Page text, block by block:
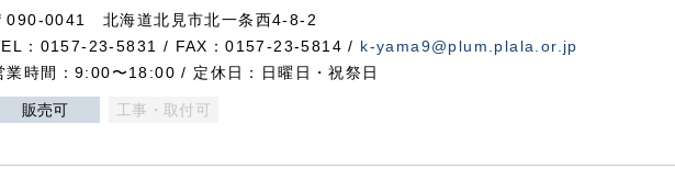
090-0041 北海道北見市北一条西4-8-2
：0157-23-5831 / FAX：0157-23-5814 / k-yama9@plum.plala.or.jp
業時間：9:00〜18:00 / 定休日：日曜日・祝祭日
販売可 工事・取付可